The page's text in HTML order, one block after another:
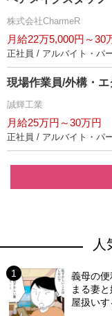
株式会社CharmeR
月給22万5,000円～30
正社員 / アルバイト・パ
現場作業員/外構・
誠輝工業
月給25万円～30万円
正社員 / アルバイト・パ
人
義母の
まる妻
屋扱いす